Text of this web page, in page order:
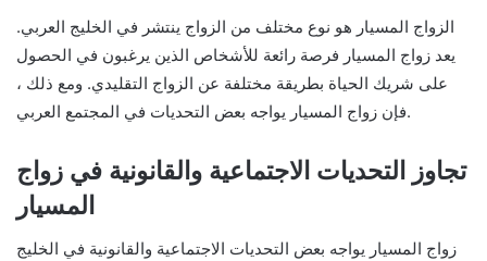
الزواج المسيار هو نوع مختلف من الزواج ينتشر في الخليج العربي.
يعد زواج المسيار فرصة رائعة للأشخاص الذين يرغبون في الحصول
على شريك الحياة بطريقة مختلفة عن الزواج التقليدي. ومع ذلك ،
فإن زواج المسيار يواجه بعض التحديات في المجتمع العربي.
تجاوز التحديات الاجتماعية والقانونية في زواج
المسيار
زواج المسيار يواجه بعض التحديات الاجتماعية والقانونية في الخليج